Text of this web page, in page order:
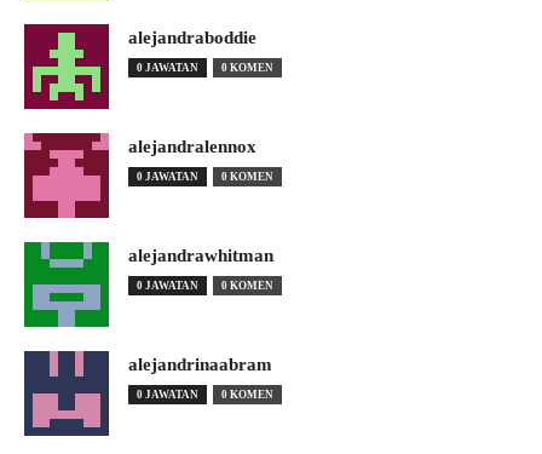
alejandraboddie
0 JAWATAN 0 KOMEN
alejandralennox
0 JAWATAN 0 KOMEN
alejandrawhitman
0 JAWATAN 0 KOMEN
alejandrinaabram
0 JAWATAN 0 KOMEN